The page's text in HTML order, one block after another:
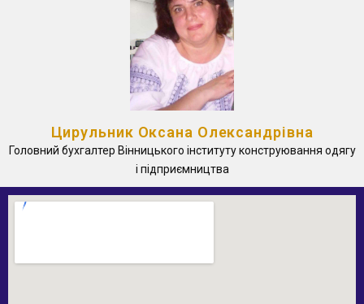
Цирульник Оксана Олександрівна
Головний бухгалтер Вінницького інституту конструювання одягу
і підприємництва